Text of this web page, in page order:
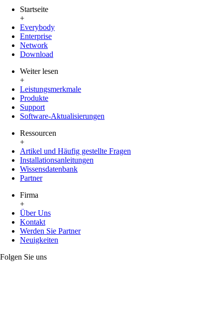
Startseite
+
Everybody
Enterprise
Network
Download
Weiter lesen
+
Leistungsmerkmale
Produkte
Support
Software-Aktualisierungen
Ressourcen
+
Artikel und Häufig gestellte Fragen
Installationsanleitungen
Wissensdatenbank
Partner
Firma
+
Über Uns
Kontakt
Werden Sie Partner
Neuigkeiten
Folgen Sie uns